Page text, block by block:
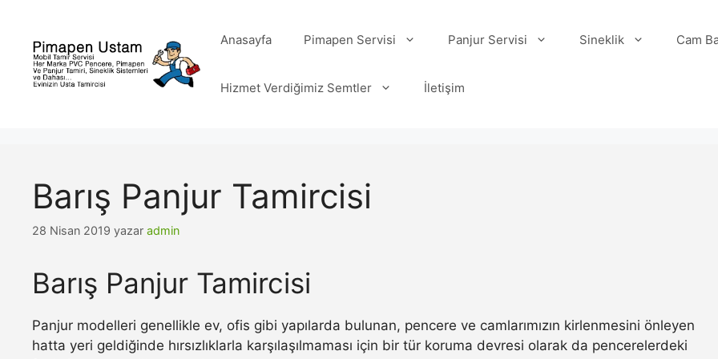
Anasayfa Pimapen Servisi Panjur Servisi Sineklik Cam
Hizmet Verdiğimiz Semtler İletişim
Barış Panjur Tamircisi
28 Nisan 2019 yazar admin
Barış Panjur Tamircisi
Panjur modelleri genellikle ev, ofis gibi yapılarda bulunan, pencere ve camlarımızın kirlenmesini önleyen
hatta yeri geldiğinde hırsızlıklarla karşılaşılmaması için bir tür koruma devresi olarak da pencerelerdeki